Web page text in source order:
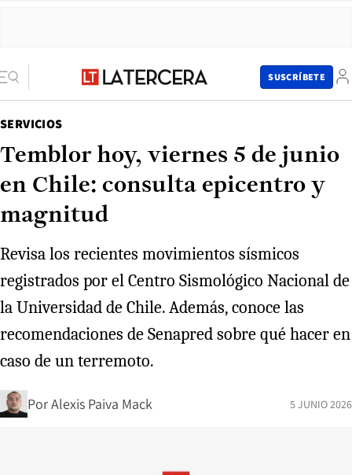
SUSCRÍBETE
SERVICIOS
Temblor hoy, viernes 5 de junio
en Chile: consulta epicentro y
magnitud
Revisa los recientes movimientos sísmicos
registrados por el Centro Sismológico Nacional de
la Universidad de Chile. Además, conoce las
recomendaciones de Senapred sobre qué hacer en
caso de un terremoto.
PorAlexis Paiva Mack 5 JUNIO 2026